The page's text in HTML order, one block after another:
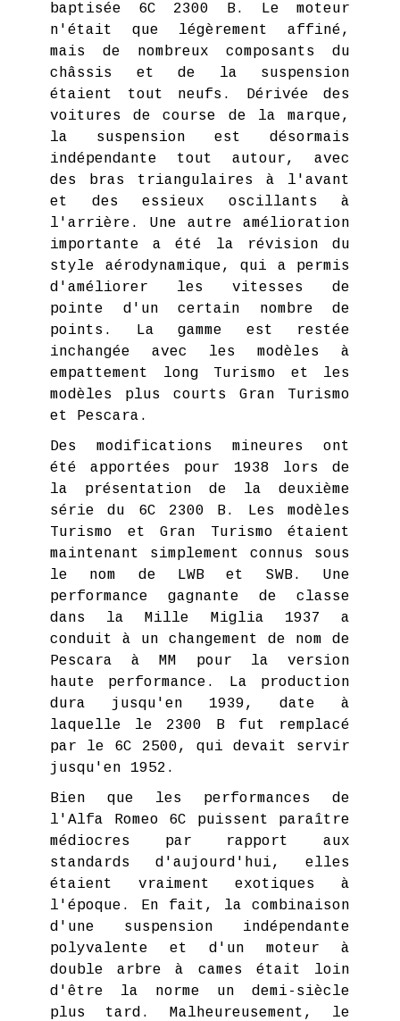
baptisée 6C 2300 B. Le moteur
n'était que légèrement affiné,
mais de nombreux composants du
châssis et de la suspension
étaient tout neufs. Dérivée des
voitures de course de la marque,
la suspension est désormais
indépendante tout autour, avec
des bras triangulaires à l'avant
et des essieux oscillants à
l'arrière. Une autre amélioration
importante a été la révision du
style aérodynamique, qui a permis
d'améliorer les vitesses de
pointe d'un certain nombre de
points. La gamme est restée
inchangée avec les modèles à
empattement long Turismo et les
modèles plus courts Gran Turismo
et Pescara.
Des modifications mineures ont
été apportées pour 1938 lors de
la présentation de la deuxième
série du 6C 2300 B. Les modèles
Turismo et Gran Turismo étaient
maintenant simplement connus sous
le nom de LWB et SWB. Une
performance gagnante de classe
dans la Mille Miglia 1937 a
conduit à un changement de nom de
Pescara à MM pour la version
haute performance. La production
dura jusqu'en 1939, date à
laquelle le 2300 B fut remplacé
par le 6C 2500, qui devait servir
jusqu'en 1952.
Bien que les performances de
l'Alfa Romeo 6C puissent paraître
médiocres par rapport aux
standards d'aujourd'hui, elles
étaient vraiment exotiques à
l'époque. En fait, la combinaison
d'une suspension indépendante
polyvalente et d'un moteur à
double arbre à cames était loin
d'être la norme un demi-siècle
plus tard. Malheureusement, le